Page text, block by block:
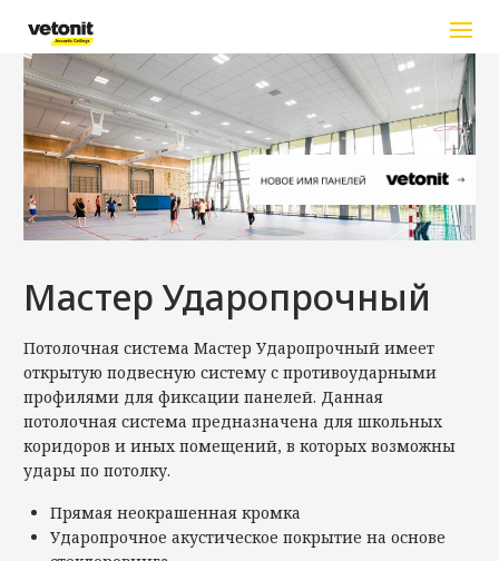
Мастер Ударопрочный
Потолочная система Мастер Ударопрочный имеет
открытую подвесную систему с противоударными
профилями для фиксации панелей. Данная
потолочная система предназначена для школьных
коридоров и иных помещений, в которых возможны
удары по потолку.
Прямая неокрашенная кромка
Ударопрочное акустическое покрытие на основе